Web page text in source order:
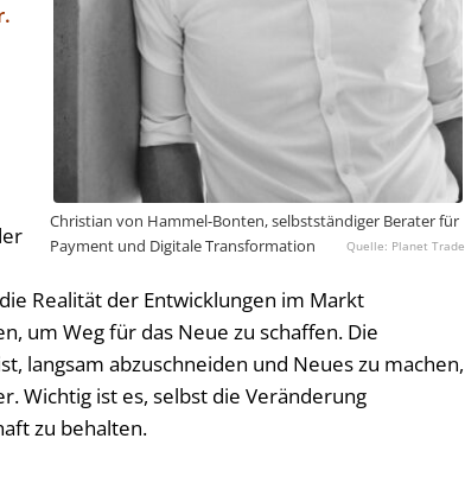
Christian von Hammel-Bonten, selbstständiger Berater für
Payment und Digitale Transformation
Planet Trade
Realität der Entwicklungen im Markt
um Weg für das Neue zu schaffen. Die
langsam abzuschneiden und Neues zu machen,
Wichtig ist es, selbst die Veränderung
zu behalten.